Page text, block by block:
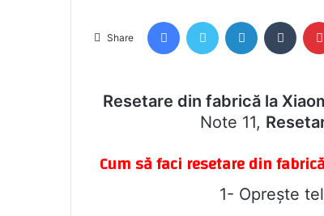
Share
FacebookTwitter LinkedIn
Resetare din fabrică la
Note 11,
Cum să faci resetare din
1- Oprește